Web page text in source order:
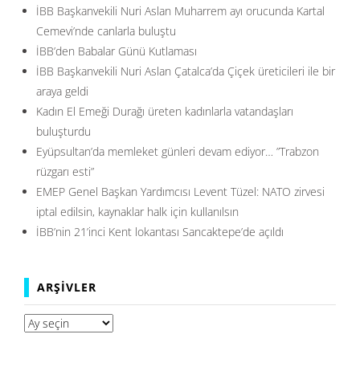
İBB Başkanvekili Nuri Aslan Muharrem ayı orucunda Kartal
Cemevi’nde canlarla buluştu
İBB’den Babalar Günü Kutlaması
İBB Başkanvekili Nuri Aslan Çatalca’da Çiçek üreticileri ile bir
araya geldi
Kadın El Emeği Durağı üreten kadınlarla vatandaşları
buluşturdu
Eyüpsultan’da memleket günleri devam ediyor… ”Trabzon
rüzgarı esti”
EMEP Genel Başkan Yardımcısı Levent Tüzel: NATO zirvesi
iptal edilsin, kaynaklar halk için kullanılsın
İBB’nin 21’inci Kent lokantası Sancaktepe’de açıldı
ARŞIVLER
Arşivler